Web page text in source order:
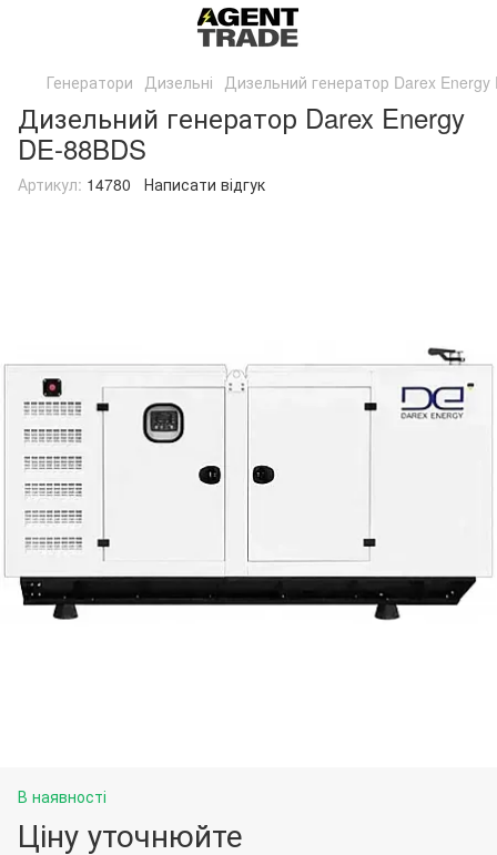
Генератори Дизельні Дизельний генератор Darex Energy
Дизельний генератор Darex Energy
DE-88BDS
Артикул: 14780 Написати відгук
В наявності
Ціну уточнюйте